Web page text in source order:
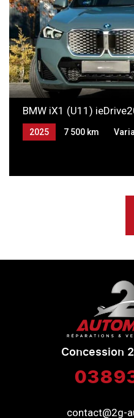
BMW iX1 (U11)
2025 7 500 km
Concession
contact@2g-